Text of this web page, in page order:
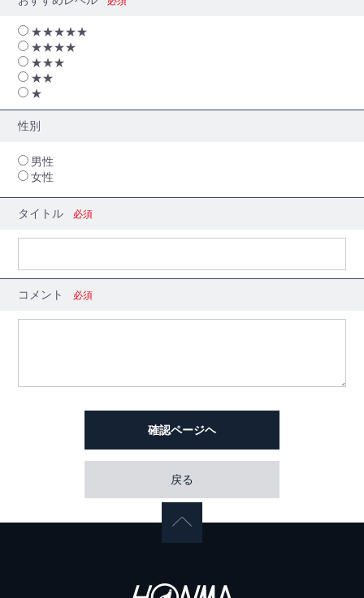
★★★★★
★★★★
★★★
★★
★
性別
男性
女性
タイトル 必須
コメント 必須
確認ページヘ
戻る